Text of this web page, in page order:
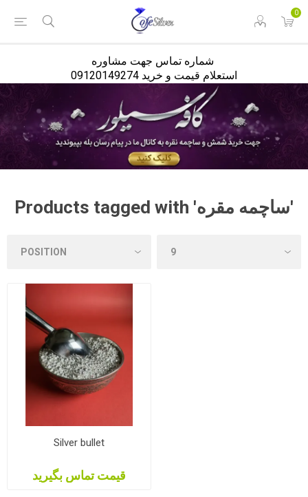
0
استعلام قیمت و خرید 09120149274
Products tagged with 'ساچمه مقره'
Silver bullet
قیمت تماس بگیرید